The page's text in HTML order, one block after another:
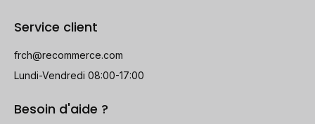
Service client
frch@recommerce.com
Lundi-Vendredi 08:00-17:00
Besoin d'aide ?